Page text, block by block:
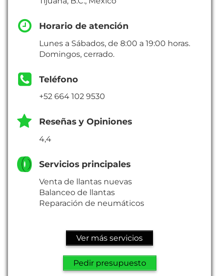
Horario de atención
Lunes a Sábados, de 8:00 a 19:00 horas.
Domingos, cerrado.
Teléfono
+52 664 102 9530
Reseñas y Opiniones
4,4
Servicios principales
Venta de llantas nuevas
Balanceo de llantas
Reparación de neumáticos
Ver más servicios
Pedir presupuesto